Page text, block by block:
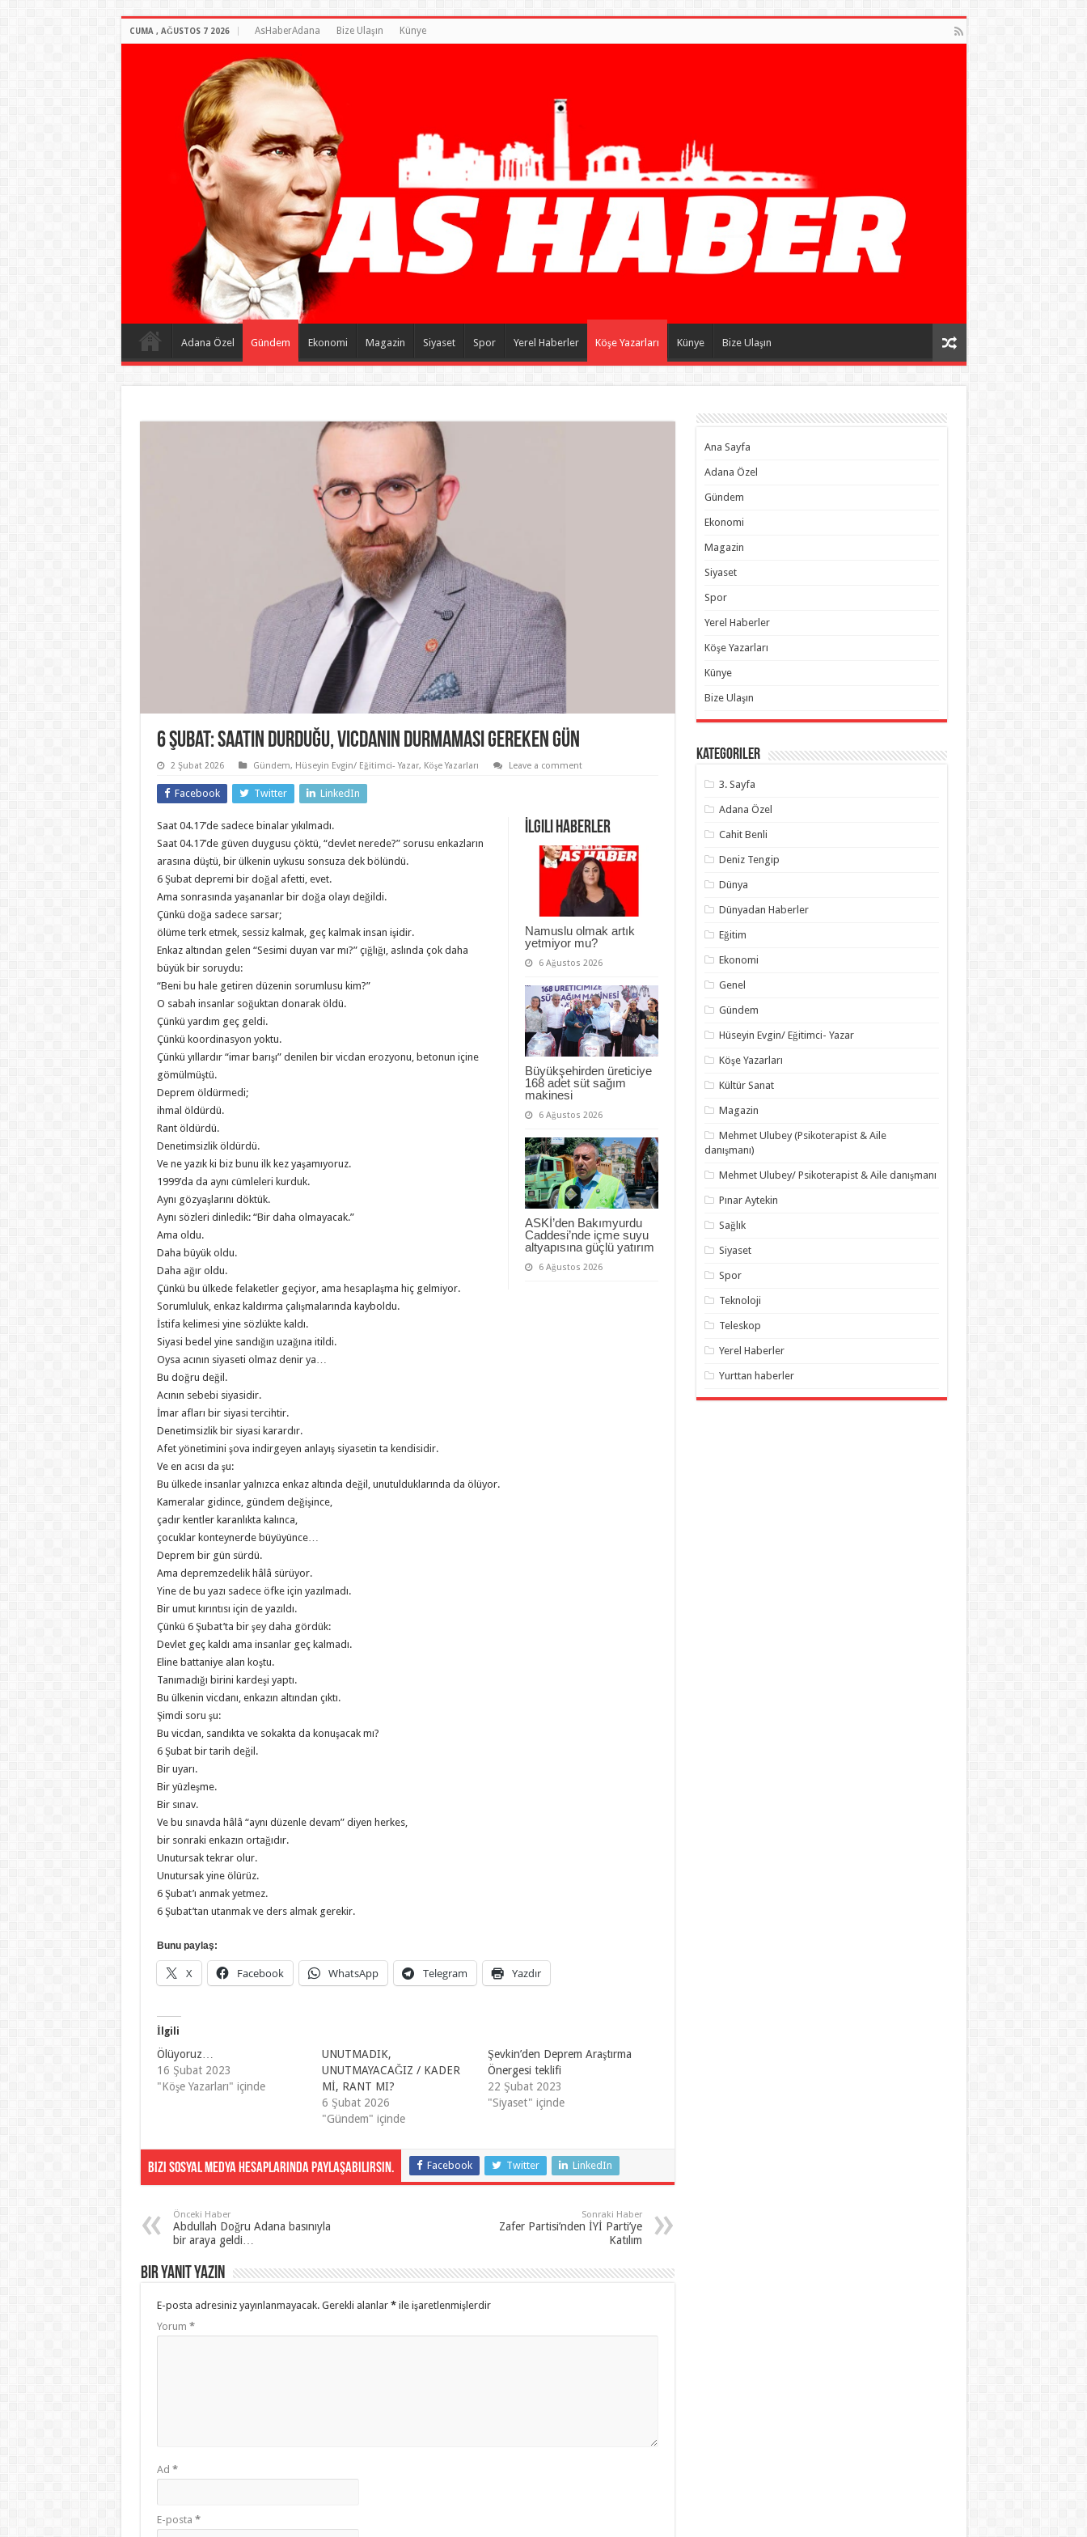
CUMA , AĞUSTOS 7 2026 AsHaberAdana Bize Ulaşın Künye
Adana Özel Gündem Ekonomi Magazin Siyaset Spor Yerel Haberler Köşe Yazarları Künye Bize Ulaşın
6 Şubat: Saatin Durduğu, Vicdanın Durmaması Gereken Gün
2 Şubat 2026 Gündem, Hüseyin Evgin/ Eğitimci- Yazar, Köşe Yazarları Leave a comment
Facebook Twitter LinkedIn
İlgili Haberler
Namuslu olmak artık
yetmiyor mu?
6 Ağustos 2026
Büyükşehirden üreticiye
168 adet süt sağım
makinesi
6 Ağustos 2026
ASKİ’den Bakımyurdu
Caddesi’nde içme suyu
altyapısına güçlü yatırım
6 Ağustos 2026
Saat 04.17’de sadece binalar yıkılmadı.
Saat 04.17’de güven duygusu çöktü, “devlet nerede?” sorusu enkazların
arasına düştü, bir ülkenin uykusu sonsuza dek bölündü.
6 Şubat depremi bir doğal afetti, evet.
Ama sonrasında yaşananlar bir doğa olayı değildi.
Çünkü doğa sadece sarsar;
ölüme terk etmek, sessiz kalmak, geç kalmak insan işidir.
Enkaz altından gelen “Sesimi duyan var mı?” çığlığı, aslında çok daha
büyük bir soruydu:
“Beni bu hale getiren düzenin sorumlusu kim?”
O sabah insanlar soğuktan donarak öldü.
Çünkü yardım geç geldi.
Çünkü koordinasyon yoktu.
Çünkü yıllardır “imar barışı” denilen bir vicdan erozyonu, betonun içine
gömülmüştü.
Deprem öldürmedi;
ihmal öldürdü.
Rant öldürdü.
Denetimsizlik öldürdü.
Ve ne yazık ki biz bunu ilk kez yaşamıyoruz.
1999’da da aynı cümleleri kurduk.
Aynı gözyaşlarını döktük.
Aynı sözleri dinledik: “Bir daha olmayacak.”
Ama oldu.
Daha büyük oldu.
Daha ağır oldu.
Çünkü bu ülkede felaketler geçiyor, ama hesaplaşma hiç gelmiyor.
Sorumluluk, enkaz kaldırma çalışmalarında kayboldu.
İstifa kelimesi yine sözlükte kaldı.
Siyasi bedel yine sandığın uzağına itildi.
Oysa acının siyaseti olmaz denir ya…
Bu doğru değil.
Acının sebebi siyasidir.
İmar afları bir siyasi tercihtir.
Denetimsizlik bir siyasi karardır.
Afet yönetimini şova indirgeyen anlayış siyasetin ta kendisidir.
Ve en acısı da şu:
Bu ülkede insanlar yalnızca enkaz altında değil, unutulduklarında da ölüyor.
Kameralar gidince, gündem değişince,
çadır kentler karanlıkta kalınca,
çocuklar konteynerde büyüyünce…
Deprem bir gün sürdü.
Ama depremzedelik hâlâ sürüyor.
Yine de bu yazı sadece öfke için yazılmadı.
Bir umut kırıntısı için de yazıldı.
Çünkü 6 Şubat’ta bir şey daha gördük:
Devlet geç kaldı ama insanlar geç kalmadı.
Eline battaniye alan koştu.
Tanımadığı birini kardeşi yaptı.
Bu ülkenin vicdanı, enkazın altından çıktı.
Şimdi soru şu:
Bu vicdan, sandıkta ve sokakta da konuşacak mı?
6 Şubat bir tarih değil.
Bir uyarı.
Bir yüzleşme.
Bir sınav.
Ve bu sınavda hâlâ “aynı düzenle devam” diyen herkes,
bir sonraki enkazın ortağıdır.
Unutursak tekrar olur.
Unutursak yine ölürüz.
6 Şubat’ı anmak yetmez.
6 Şubat’tan utanmak ve ders almak gerekir.
Bunu paylaş:
X Facebook WhatsApp Telegram Yazdır
İlgili
Ölüyoruz…
16 Şubat 2023
"Köşe Yazarları" içinde
UNUTMADIK,
UNUTMAYACAĞIZ / KADER
Mİ, RANT MI?
6 Şubat 2026
"Gündem" içinde
Şevkin’den Deprem Araştırma
Önergesi teklifi
22 Şubat 2023
"Siyaset" içinde
Bizi Sosyal Medya Hesaplarında Paylaşabilirsin. Facebook Twitter LinkedIn
Önceki Haber
Abdullah Doğru Adana basınıyla
bir araya geldi…
Sonraki Haber
Zafer Partisi’nden İYİ Parti’ye
Katılım
Bir yanıt yazın
E-posta adresiniz yayınlanmayacak. Gerekli alanlar *ile işaretlenmişlerdir
Yorum *
Ad *
E-posta *
Ana Sayfa
Adana Özel
Gündem
Ekonomi
Magazin
Siyaset
Spor
Yerel Haberler
Köşe Yazarları
Künye
Bize Ulaşın
Kategoriler
3. Sayfa
Adana Özel
Cahit Benli
Deniz Tengip
Dünya
Dünyadan Haberler
Eğitim
Ekonomi
Genel
Gündem
Hüseyin Evgin/ Eğitimci- Yazar
Köşe Yazarları
Kültür Sanat
Magazin
Mehmet Ulubey (Psikoterapist & Aile
danışmanı)
Mehmet Ulubey/ Psikoterapist & Aile danışmanı
Pınar Aytekin
Sağlık
Siyaset
Spor
Teknoloji
Teleskop
Yerel Haberler
Yurttan haberler